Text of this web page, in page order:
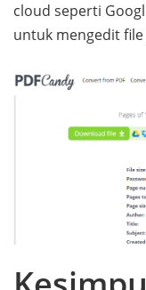
cloud seperti
untuk mengedit